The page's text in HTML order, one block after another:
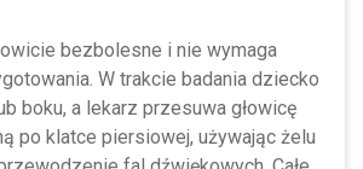
bezbolesne i nie wymaga
W trakcie badania dziecko
boku, a lekarz przesuwa głowicę
po klatce piersiowej, używając żelu